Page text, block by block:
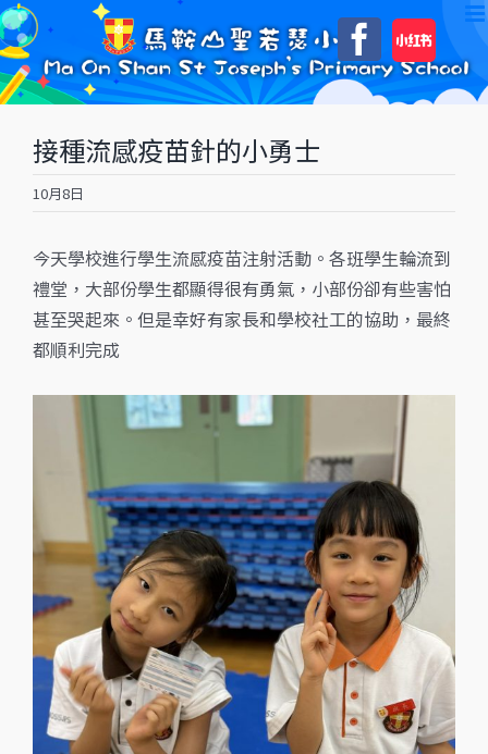
Skip
to
content
自
訂
接種流感疫苗針的小勇士
10月8日
今天學校進行學生流感疫苗注射活動。各班學生輪流到
禮堂，大部份學生都顯得很有勇氣，小部份卻有些害怕
甚至哭起來。但是幸好有家長和學校社工的協助，最終
都順利完成